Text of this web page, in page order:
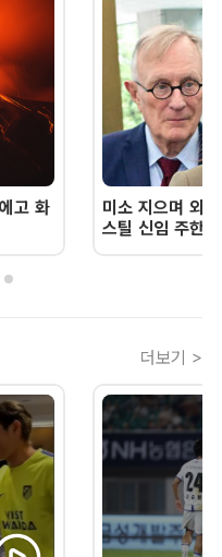
고 화
미소 지으며 외
스틸 신임 주한
더보기 >